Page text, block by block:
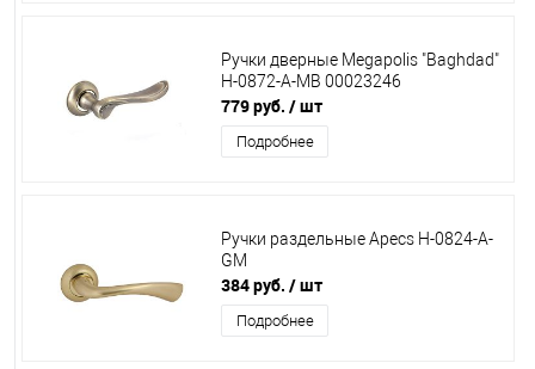
Ручки дверные Megapolis "Baghdad"
H-0872-А-MB 00023246
779 руб. / шт
Подробнее
Ручки раздельные Apecs Н-0824-А-
GM
384 руб. / шт
Подробнее